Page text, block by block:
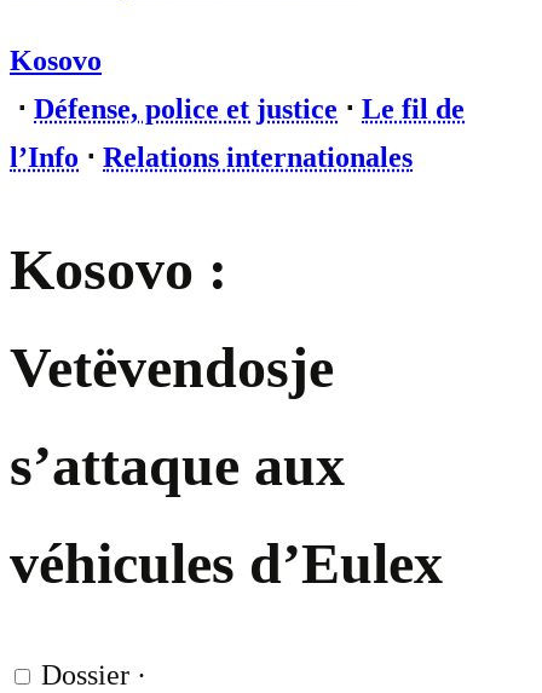
Kosovo
⋅ Défense, police et justice ⋅ Le fil de
l’Info ⋅ Relations internationales
Kosovo :
Vetëvendosje
s’attaque aux
véhicules d’Eulex
Dossier ·